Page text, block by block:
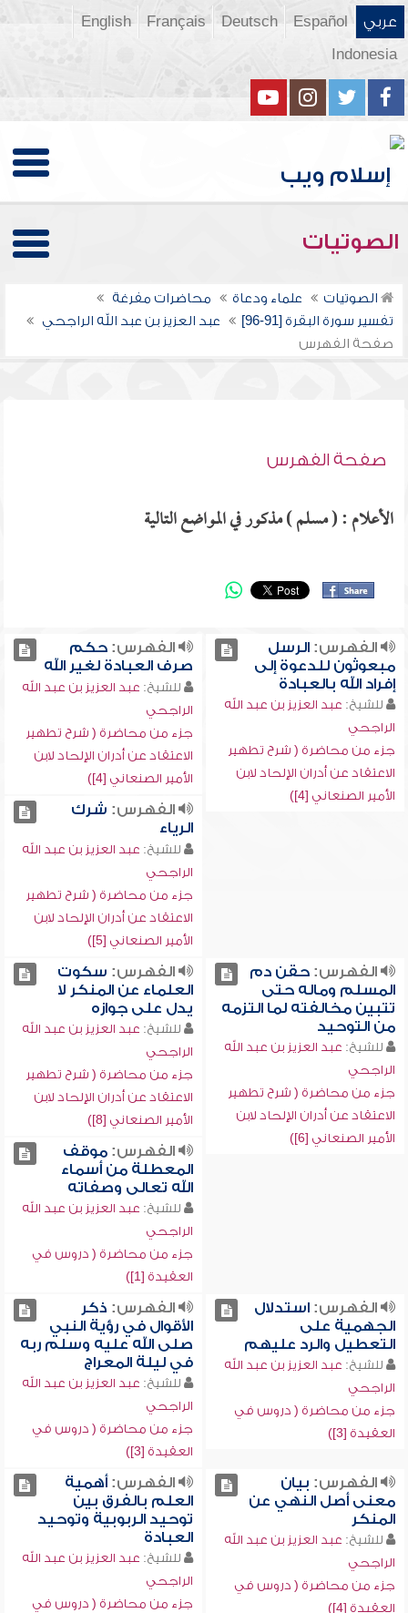
عربي Español
Deutsch
Français
English
Indonesia
الصوتيات
الصوتيات علماء ودعاة
محاضرات مفرغة
تفسير سورة البقرة [91-96]
عبد العزيز بن عبد الله الراجحي
صفحة الفهرس
صفحة الفهرس
الأعلام : ( مسلم ) مذكور في المواضع التالية
الفهرس:الرسل
مبعوثون للدعوة إلى
إفراد الله بالعبادة
للشيخ: عبد العزيز بن عبد الله
الراجحي
جزء من محاضرة ( شرح تطهير
الاعتقاد عن أدران الإلحاد لابن
الأمير الصنعاني [4])
الفهرس:حكم
صرف العبادة لغير الله
للشيخ: عبد العزيز بن عبد الله
الراجحي
جزء من محاضرة ( شرح تطهير
الاعتقاد عن أدران الإلحاد لابن
الأمير الصنعاني [4])
الفهرس: شرك
الرياء
للشيخ: عبد العزيز بن عبد الله
الراجحي
جزء من محاضرة ( شرح تطهير
الاعتقاد عن أدران الإلحاد لابن
الأمير الصنعاني [5])
الفهرس:حقن دم
المسلم وماله حتى
تتبين مخالفته لما التزمه
من التوحيد
للشيخ: عبد العزيز بن عبد الله
الراجحي
جزء من محاضرة ( شرح تطهير
الاعتقاد عن أدران الإلحاد لابن
الأمير الصنعاني [6])
الفهرس: سكوت
العلماء عن المنكر لا
يدل على جوازه
للشيخ: عبد العزيز بن عبد الله
الراجحي
جزء من محاضرة ( شرح تطهير
الاعتقاد عن أدران الإلحاد لابن
الأمير الصنعاني [8])
الفهرس:موقف
المعطلة من أسماء
الله تعالى وصفاته
للشيخ: عبد العزيز بن عبد الله
الراجحي
جزء من محاضرة ( دروس في
العقيدة [1])
الفهرس:استدلال
الجهمية على
التعطيل والرد عليهم
للشيخ: عبد العزيز بن عبد الله
الراجحي
جزء من محاضرة ( دروس في
العقيدة [3])
الفهرس: ذكر
الأقوال في رؤية النبي
صلى الله عليه وسلم ربه
في ليلة المعراج
للشيخ: عبد العزيز بن عبد الله
الراجحي
جزء من محاضرة ( دروس في
العقيدة [3])
الفهرس: بيان
معنى أصل النهي عن
المنكر
للشيخ: عبد العزيز بن عبد الله
الراجحي
جزء من محاضرة ( دروس في
العقيدة [4])
الفهرس:أهمية
العلم بالفرق بين
توحيد الربوبية وتوحيد
العبادة
للشيخ: عبد العزيز بن عبد الله
الراجحي
جزء من محاضرة ( دروس في